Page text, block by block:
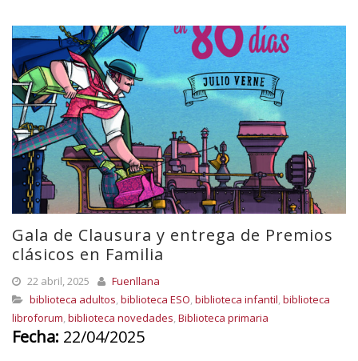
Gala de Clausura y entrega de Premios
clásicos en Familia
22 abril, 2025
Fuenllana
biblioteca adultos, biblioteca ESO, biblioteca infantil, biblioteca
libroforum, biblioteca novedades, Biblioteca primaria
Fecha: 22/04/2025